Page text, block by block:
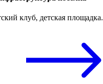
клуб, детская площадка.